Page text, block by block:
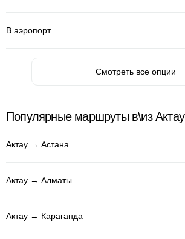
В аэропорт
Смотреть все опции
Популярные маршруты в\из Актау
Актау → Астана
Актау → Алматы
Актау → Караганда